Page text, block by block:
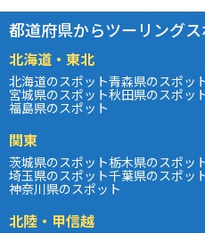
都道府県からツーリング
北海道・東北
北海道のスポット青森県のスポッ
宮城県のスポット秋田県のスポッ
福島県のスポット
関東
茨城県のスポット栃木県のスポッ
埼玉県のスポット千葉県のスポッ
神奈川県のスポット
北陸・甲信越